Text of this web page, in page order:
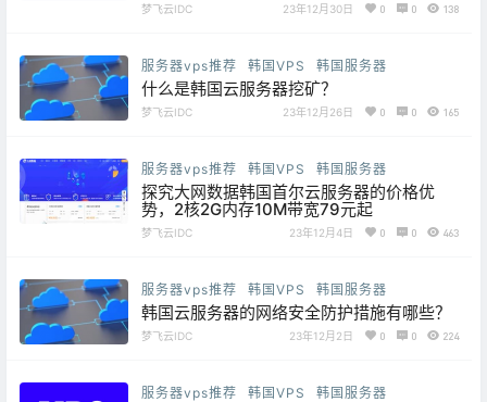
梦飞云IDC 23年12月30日 0 0 138
服务器vps推荐 韩国VPS 韩国服务器
什么是韩国云服务器挖矿？
梦飞云IDC 23年12月26日 0 0 165
服务器vps推荐 韩国VPS 韩国服务器
探究大网数据韩国首尔云服务器的价格优
势，2核2G内存10M带宽79元起
梦飞云IDC 23年12月4日 0 0 463
服务器vps推荐 韩国VPS 韩国服务器
韩国云服务器的网络安全防护措施有哪些？
梦飞云IDC 23年12月2日 0 0 224
服务器vps推荐 韩国VPS 韩国服务器